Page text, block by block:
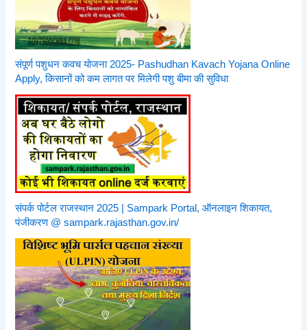
संपूर्ण पशुधन कवच योजना 2025- Pashudhan Kavach Yojana Online
Apply, किसानों को कम लागत पर मिलेगी पशु बीमा की सुविधा
संपर्क पोर्टल राजस्थान 2025 | Sampark Portal, ऑनलाइन शिकायत,
पंजीकरण @ sampark.rajasthan.gov.in/